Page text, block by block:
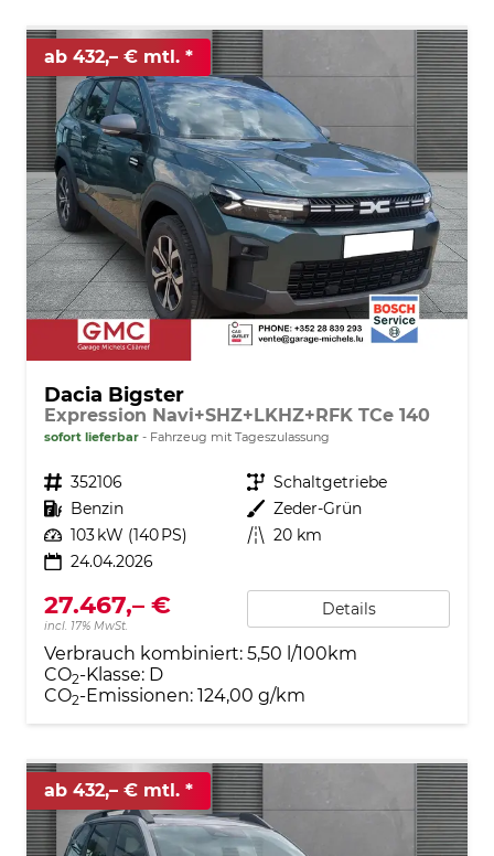
ab 432,– € mtl.
Dacia Bigster
Expression Navi+SHZ+LKHZ+RFK TCe 140
sofort lieferbar Fahrzeug mit Tageszulassung
Fahrzeugnr. 352106 Getriebe Schaltgetriebe
Kraftstoff Benzin Außenfarbe Zeder-Grün
Leistung 103 kW (140 PS) Kilometerstand 20 km
24.04.2026
27.467,– €
incl. 17% MwSt.
Details
Verbrauch kombiniert: 5,50 l/100km
CO2-Klasse: D
CO2-Emissionen: 124,00 g/km
ab 432,– € mtl.